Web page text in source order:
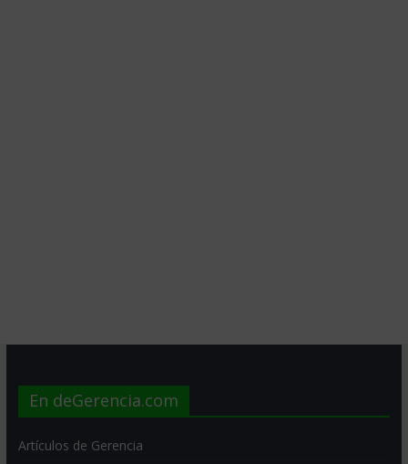
En deGerencia.com
Artículos de Gerencia